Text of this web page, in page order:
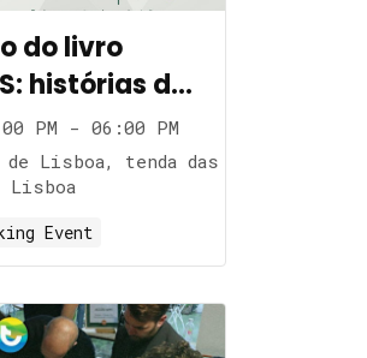
do livro
histórias de
PM - 06:00 PM
Lisboa, tenda das
Event